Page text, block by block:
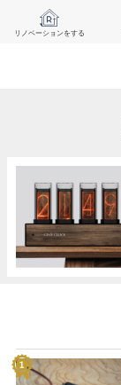
リノベーションをする